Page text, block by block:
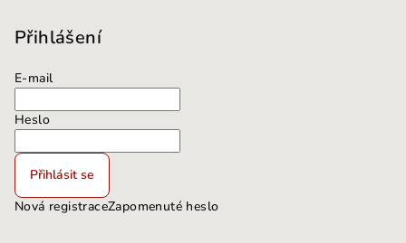
Přihlášení
E-mail
Heslo
Přihlásit se
Nová registraceZapomenuté heslo